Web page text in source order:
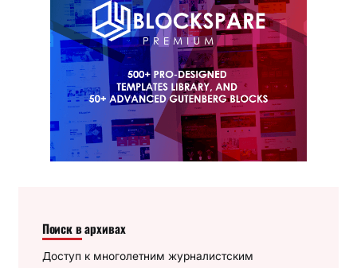
Поиск в архивах
Доступ к многолетним журналистским